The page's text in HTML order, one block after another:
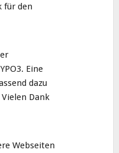
für den
Eine
dazu
Dank
Webseiten